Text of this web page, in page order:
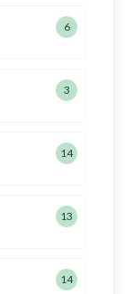
6
3
14
13
14